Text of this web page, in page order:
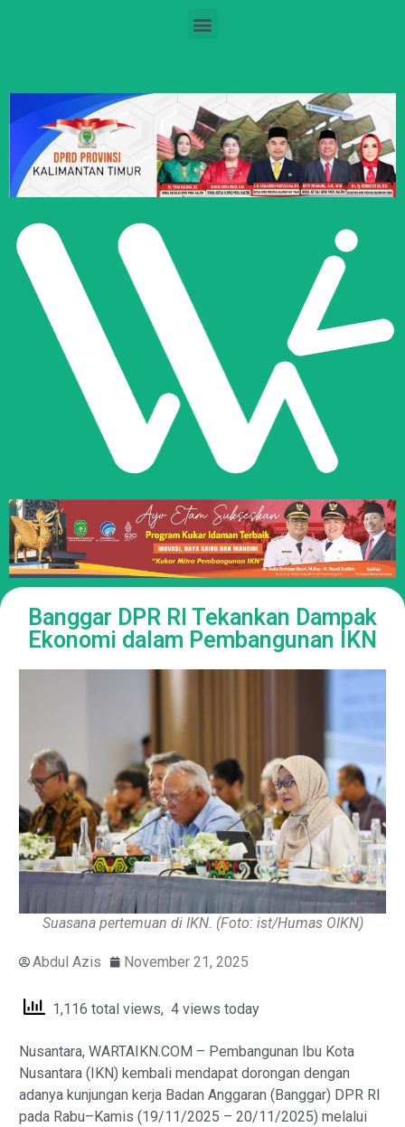
Banggar DPR RI Tekankan Dampak
Ekonomi dalam Pembangunan IKN
Suasana pertemuan di IKN. (Foto: ist/Humas OIKN)
Abdul Azis November 21, 2025
1,116 total views, 4 views today
Nusantara, WARTAIKN.COM – Pembangunan Ibu Kota
Nusantara (IKN) kembali mendapat dorongan dengan
adanya kunjungan kerja Badan Anggaran (Banggar) DPR RI
pada Rabu–Kamis (19/11/2025 – 20/11/2025) melalui